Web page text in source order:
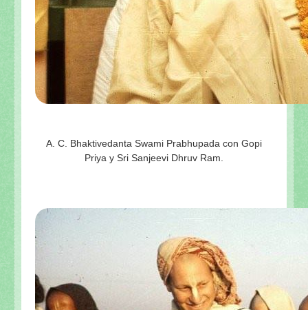
A. C. Bhaktivedanta Swami Prabhupada con Gopi
Priya y Sri Sanjeevi Dhruv Ram.